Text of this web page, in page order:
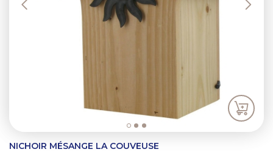
NICHOIR MÉSANGE LA COUVEUSE